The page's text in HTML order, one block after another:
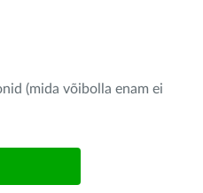
(mida võibolla enam ei